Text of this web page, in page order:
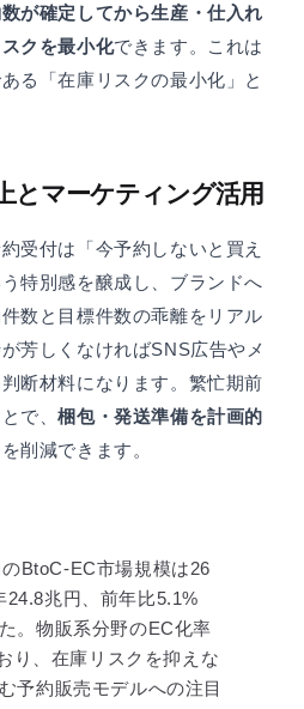
が確定してから生産・仕入れ
クを最小化できます。これは
る「在庫リスクの最小化」と
とマーケティング活用
受付は「今予約しないと買え
特別感を醸成し、ブランドへ
数と目標件数の乖離をリアル
芳しくなければSNS広告やメ
断材料になります。繁忙期前
で、梱包・発送準備を計画的
削減できます。
BtoC-EC市場規模は26
24.8兆円、前年比5.1%
。物販系分野のEC化率
り、在庫リスクを抑えな
予約販売モデルへの注目